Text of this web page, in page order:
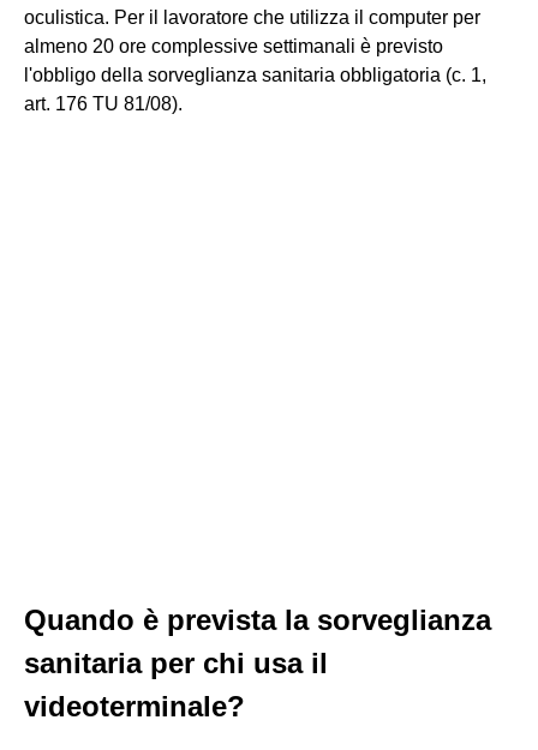
oculistica. Per il lavoratore che utilizza il computer per
almeno 20 ore complessive settimanali è previsto
l'obbligo della sorveglianza sanitaria obbligatoria (c. 1,
art. 176 TU 81/08).
Quando è prevista la sorveglianza
sanitaria per chi usa il
videoterminale?